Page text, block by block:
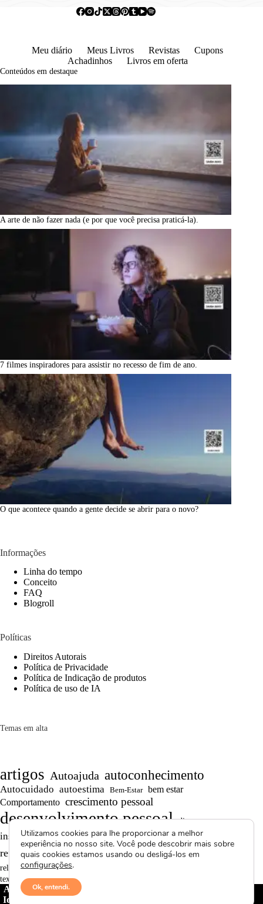
Meu diário Meus Livros Revistas
Cupons
Achadinhos
Livros em oferta
Conteúdos em destaque
A arte de não fazer nada (e por que você precisa praticá-la).
7 filmes inspiradores para assistir no recesso de fim de ano.
O que acontece quando a gente decide se abrir para o novo?
Informações
Linha do tempo
Conceito
FAQ
Blogroll
Políticas
Direitos Autorais
Política de Privacidade
Política de Indicação de produtos
Política de uso de IA
Temas em alta
artigos Autoajuda autoconhecimento
Autocuidado autoestima Bem-Estar bem estar
Comportamento crescimento pessoal
desenvolvimento pessoal dicas
inspiração Motivação produtividade Projetos autorais
reflexão Reflexões Reflexões de Vida
relacionamentos resiliência
textos curtos vídeos
Avctoris Copyright ©
Ideias
Utilizamos cookies para lhe proporcionar a melhor
experiência no nosso site. Você pode descobrir mais sobre
quais cookies estamos usando ou desligá-los em
configurações.
Ok, entendi.